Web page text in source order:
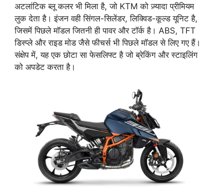
अटलांटिक ब्लू कलर भी मिला है, जो KTM को ज़्यादा प्रीमियम
लुक देता है। इंजन वही सिंगल-सिलेंडर, लिक्विड-कूल्ड यूनिट है,
जिसमें पिछले मॉडल जितनी ही पावर और टॉर्क है। ABS, TFT
डिस्प्ले और राइड मोड जैसे फीचर्स भी पिछले मॉडल से लिए गए हैं।
संक्षेप में, यह एक छोटा सा फेसलिफ्ट है जो ब्रेकिंग और स्टाइलिंग
को अपडेट करता है।